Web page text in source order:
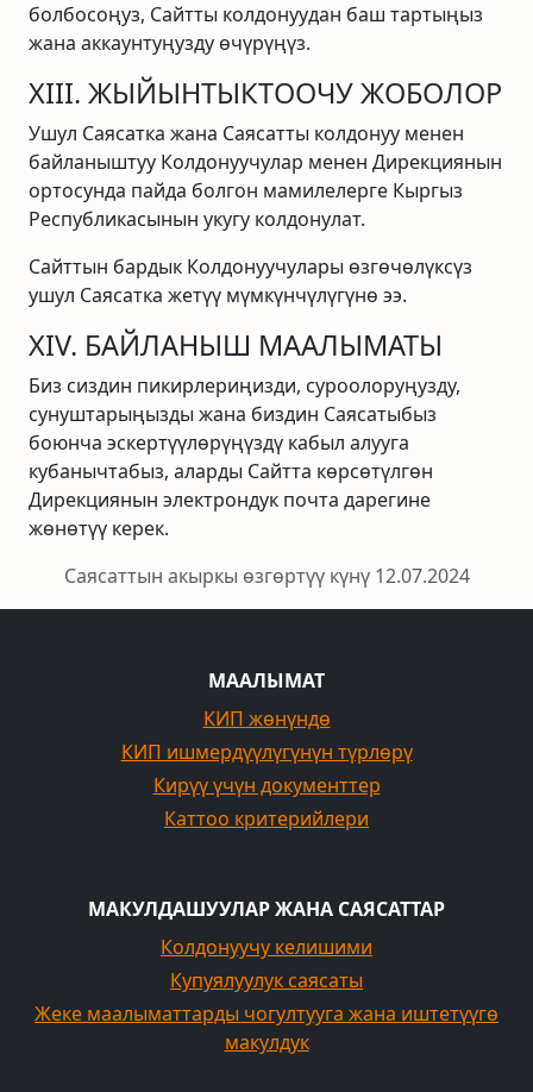
болбосоңуз, Сайтты колдонуудан баш тартыңыз
жана аккаунтуңузду өчүрүңүз.
XIII. ЖЫЙЫНТЫКТООЧУ ЖОБОЛОР
Ушул Саясатка жана Саясатты колдонуу менен
байланыштуу Колдонуучулар менен Дирекциянын
ортосунда пайда болгон мамилелерге Кыргыз
Республикасынын укугу колдонулат.
Сайттын бардык Колдонуучулары өзгөчөлүксүз
ушул Саясатка жетүү мүмкүнчүлүгүнө ээ.
XIV. БАЙЛАНЫШ МААЛЫМАТЫ
Биз сиздин пикирлериңизди, суроолоруңузду,
сунуштарыңызды жана биздин Саясатыбыз
боюнча эскертүүлөрүңүздү кабыл алууга
кубанычтабыз, аларды Сайтта көрсөтүлгөн
Дирекциянын электрондук почта дарегине
жөнөтүү керек.
Саясаттын акыркы өзгөртүү күнү 12.07.2024
МААЛЫМАТ
КИП жөнүндө
КИП ишмердүүлүгүнүн түрлөрү
Кирүү үчүн документтер
Каттоо критерийлери
МАКУЛДАШУУЛАР ЖАНА САЯСАТТАР
Колдонуучу келишими
Купуялуулук саясаты
Жеке маалыматтарды чогултууга жана иштетүүгө
макулдук